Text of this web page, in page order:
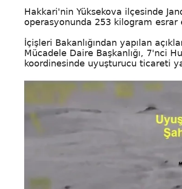
Hakkari'nin Yüksekova ilçesinde
operasyonunda 253 kilogram esrar
İçişleri Bakanlığından yapılan
Mücadele Daire Başkanlığı, 7'nci
koordinesinde uyuşturucu ticareti